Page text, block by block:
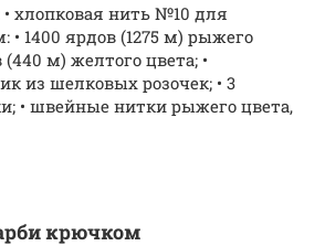
хлопковая нить №10 для
1400 ярдов (1275 м) рыжего
(440 м) желтого цвета; •
из шелковых розочек; • 3
• швейные нитки рыжего цвета,
крючком